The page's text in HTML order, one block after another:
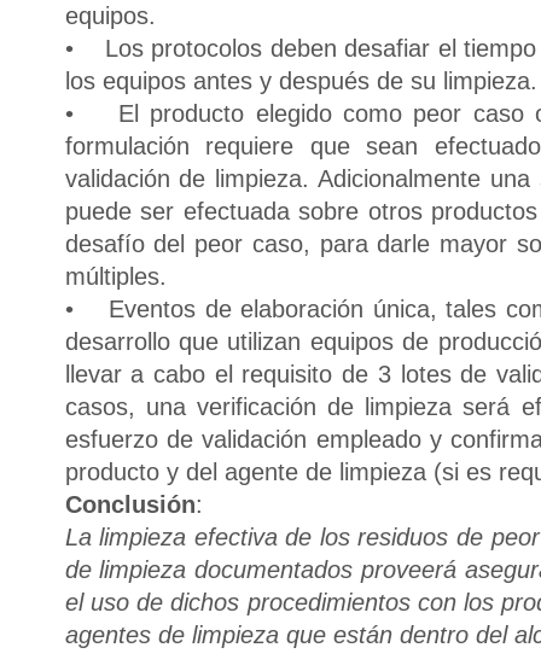
equipos.
• Los protocolos deben desafiar el
los equipos antes y después de su limpieza.
• El producto elegido como peor caso
formulación requiere que sean
validación de limpieza. Adicionalmente
puede ser efectuada sobre otros
desafío del peor caso, para darle mayor
múltiples.
• Eventos de elaboración única, tales
desarrollo que utilizan equipos de
llevar a cabo el requisito de 3 lotes de
casos, una verificación de limpieza será
esfuerzo de validación empleado y
producto y del agente de limpieza (si es
Conclusión:
La limpieza efectiva de los residuos de
de limpieza documentados proveerá
el uso de dichos procedimientos con los
agentes de limpieza que están dentro del